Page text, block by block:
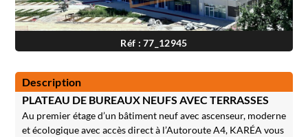
Réf : 77_12945
Description
PLATEAU DE BUREAUX NEUFS AVEC TERRASSES
Au premier étage d’un bâtiment neuf avec ascenseur, moderne
et écologique avec accès direct à l’Autoroute A4, KARÉA vous